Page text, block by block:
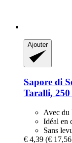
Ajouter
Sapore di
Taralli, 250
Avec du
Idéal en
Sans
€ 4,39 (€